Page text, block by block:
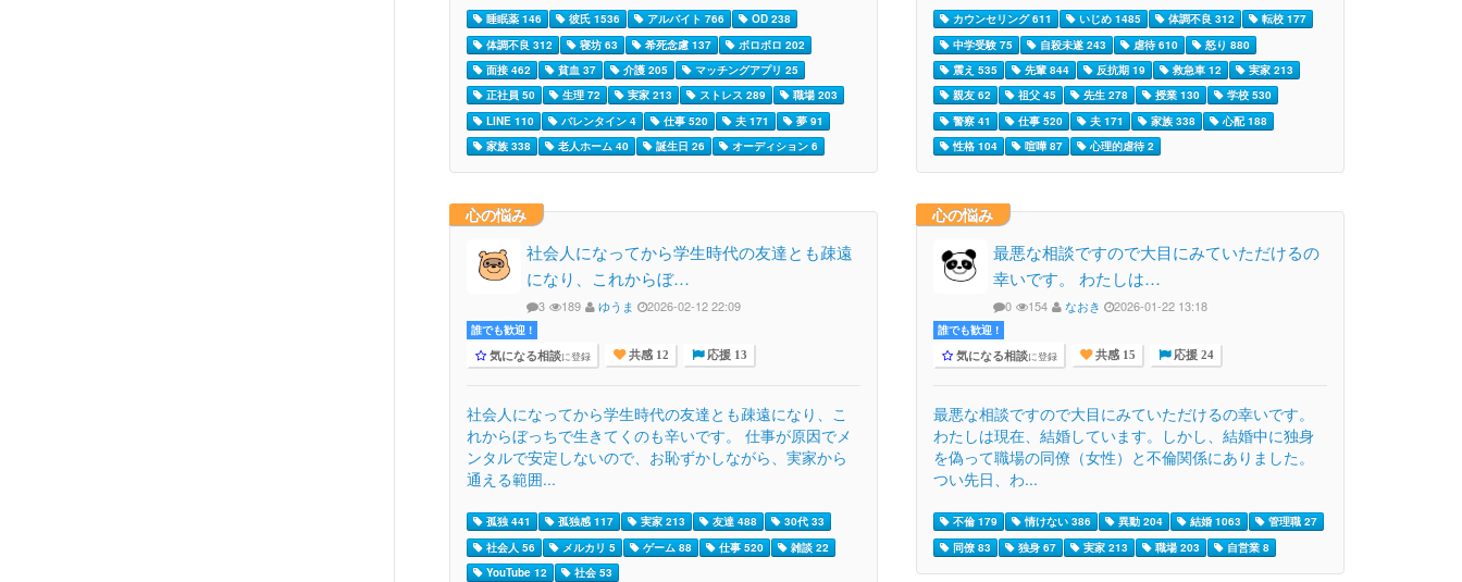
睡眠薬 146 彼氏 1536 アルバイト 766
OD 238
体調不良 312
寝坊 63 希死念慮 137
ボロボロ 202
面接 462
貧血 37 介護 205
マッチングアプリ 25
正社員 50
生理 72 実家 213 ストレス 289
職場 203
LINE 110
バレンタイン 4 仕事 520 夫 171
夢 91
家族 338
老人ホーム 40 誕生日 26 オーディション 6
カウンセリング 611 いじめ 1485 体調不良 312
転校 177
中学受験 75
自殺未遂 243 虐待 610
怒り 880
震え 535
先輩 844 反抗期 19 救急車 12
実家 213
親友 62
祖父 45 先生 278 授業 130
学校 530
警察 41
仕事 520 夫 171 家族 338
心配 188
性格 104
喧嘩 87 心理的虐待 2
心の悩み
社会人になってから学生時代の友達とも疎遠
になり、これからぼ…
3 189 ゆうま 2026-02-12 22:09
誰でも歓迎 !
気になる相談に登録 共感 12 応援 13
社会人になってから学生時代の友達とも疎遠になり、こ
れからぼっちで生きてくのも辛いです。 仕事が原因でメ
ンタルで安定しないので、お恥ずかしながら、実家から
通える範囲...
孤独 441 孤独感 117 実家 213 友達 488
30代 33
社会人 56
メルカリ 5 ゲーム 88 仕事 520
雑談 22
YouTube 12
社会 53
心の悩み
最悪な相談ですので大目にみていただけるの
幸いです。 わたしは…
0 154 なおき 2026-01-22 13:18
誰でも歓迎 !
気になる相談に登録 共感 15 応援 24
最悪な相談ですので大目にみていただけるの幸いです。
わたしは現在、結婚しています。しかし、結婚中に独身
を偽って職場の同僚（女性）と不倫関係にありました。
つい先日、わ...
不倫 179 情けない 386 異動 204 結婚 1063
管理職 27
同僚 83
独身 67 実家 213 職場 203 自営業 8